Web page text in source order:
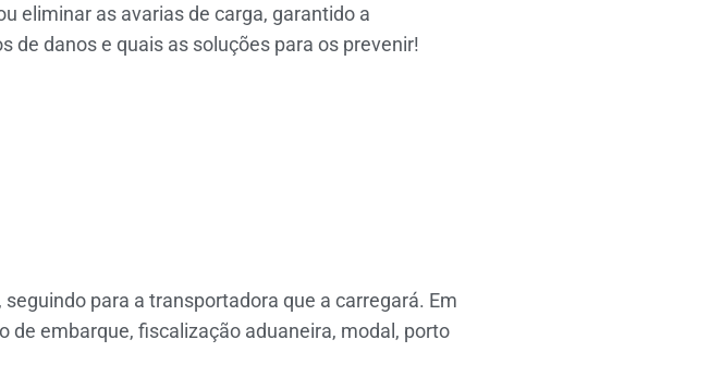
eliminar as avarias de carga, garantido a
de danos e quais as soluções para os prevenir!
para a transportadora que a carregará. Em
de embarque, fiscalização aduaneira, modal, porto